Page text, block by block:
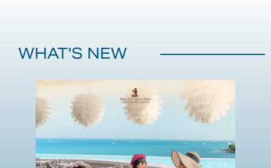
WHAT'S NEW